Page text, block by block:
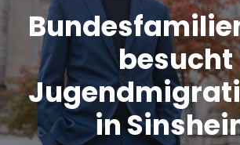
besucht
in